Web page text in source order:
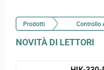
Prodotti Controllo
NOVITÀ DI LETTORI